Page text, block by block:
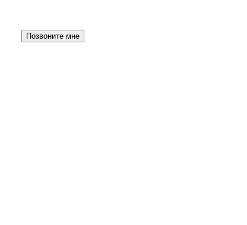
Позвоните мне